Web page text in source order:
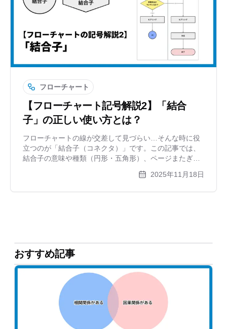
フローチャート
【フローチャート記号解説2】「結合
子」の正しい使い方とは？
フローチャートの線が交差して見づらい…そんな時に役
立つのが「結合子（コネクタ）」です。この記事では、
結合子の意味や種類（円形・五角形）、ページまたぎの
を解説します。xGrapherを使った作図例も紹介。
2025年11月18日
おすすめ記事